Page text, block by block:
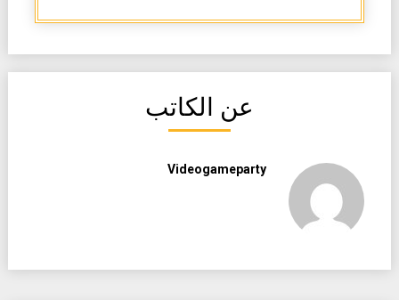
عن الكاتب
Videogameparty